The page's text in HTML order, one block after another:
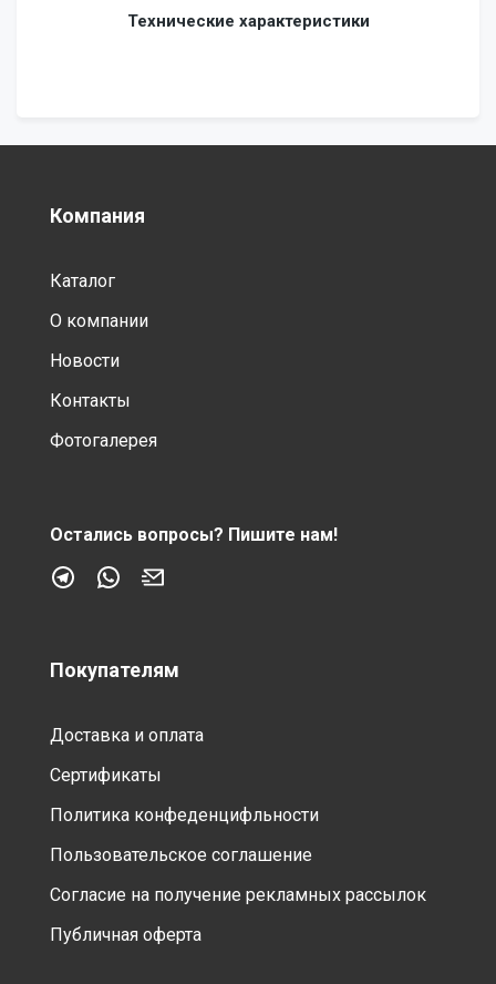
Технические характеристики
Компания
Каталог
О компании
Новости
Контакты
Фотогалерея
Остались вопросы? Пишите нам!
Покупателям
Доставка и оплата
Сертификаты
Политика конфеденцифльности
Пользовательское соглашение
Согласие на получение рекламных рассылок
Публичная оферта